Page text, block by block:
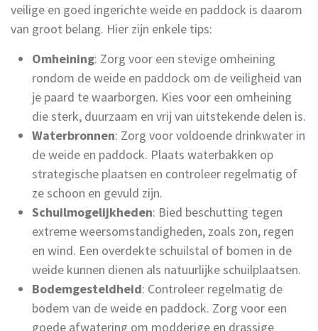
veilige en goed ingerichte weide en paddock is daarom
van groot belang. Hier zijn enkele tips:
Omheining: Zorg voor een stevige omheining
rondom de weide en paddock om de veiligheid van
je paard te waarborgen. Kies voor een omheining
die sterk, duurzaam en vrij van uitstekende delen is.
Waterbronnen: Zorg voor voldoende drinkwater in
de weide en paddock. Plaats waterbakken op
strategische plaatsen en controleer regelmatig of
ze schoon en gevuld zijn.
Schuilmogelijkheden: Bied beschutting tegen
extreme weersomstandigheden, zoals zon, regen
en wind. Een overdekte schuilstal of bomen in de
weide kunnen dienen als natuurlijke schuilplaatsen.
Bodemgesteldheid: Controleer regelmatig de
bodem van de weide en paddock. Zorg voor een
goede afwatering om modderige en drassige